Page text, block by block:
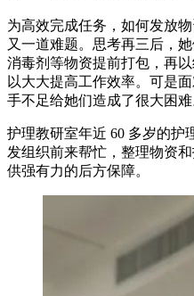
为高效完成任务，如何发放
又一道难题。思考再三后，
消毒剂等物资提前打包，再
以大大提高工作效率。可是
手不足给她们造成了很大困难
护理教研室年近 60 多岁的护
发组织前来帮忙，整理物资
供强有力的后方保障。